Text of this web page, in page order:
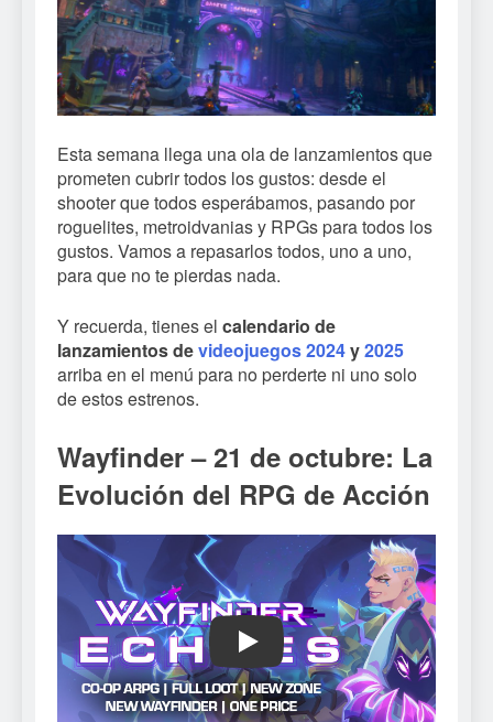
Esta semana llega una ola de lanzamientos que
prometen cubrir todos los gustos: desde el
shooter que todos esperábamos, pasando por
roguelites, metroidvanias y RPGs para todos los
gustos. Vamos a repasarlos todos, uno a uno,
para que no te pierdas nada.
Y recuerda, tienes el calendario de
lanzamientos devideojuegos 2024y2025
arriba en el menú para no perderte ni uno solo
de estos estrenos.
Wayfinder – 21 de octubre: La
Evolución del RPG de Acción
Play